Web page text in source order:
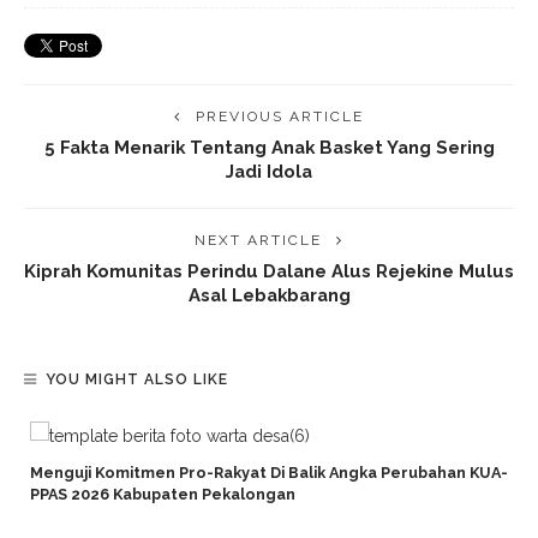
PREVIOUS ARTICLE
5 Fakta Menarik Tentang Anak Basket Yang Sering
Jadi Idola
NEXT ARTICLE
Kiprah Komunitas Perindu Dalane Alus Rejekine Mulus
Asal Lebakbarang
YOU MIGHT ALSO LIKE
Menguji Komitmen Pro-Rakyat Di Balik Angka Perubahan KUA-
PPAS 2026 Kabupaten Pekalongan